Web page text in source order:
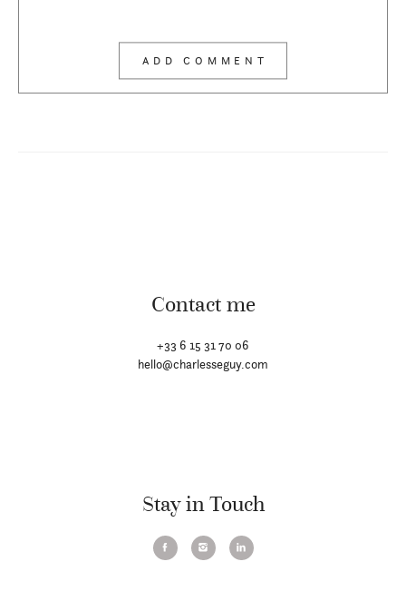
Contact me
+33 6 15 31 70 06
hello@charlesseguy.com
Stay in Touch